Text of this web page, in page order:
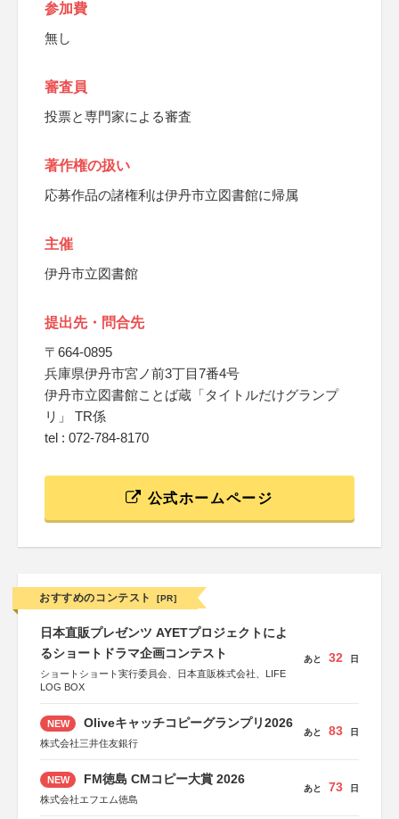
参加費
無し
審査員
投票と専門家による審査
著作権の扱い
応募作品の諸権利は伊丹市立図書館に帰属
主催
伊丹市立図書館
提出先・問合先
〒664-0895
兵庫県伊丹市宮ノ前3丁目7番4号
伊丹市立図書館ことば蔵「タイトルだけグランプ
リ」 TR係
tel : 072-784-8170
公式ホームページ
おすすめのコンテスト [PR]
日本直販プレゼンツ AYETプロジェクトによ
るショートドラマ企画コンテスト
ショートショート実行委員会、日本直販株式会社、LIFE
LOG BOX
あと 32 日
NEW Oliveキャッチコピーグランプリ2026
株式会社三井住友銀行
あと 83 日
NEW FM徳島 CMコピー大賞 2026
株式会社エフエム徳島
あと 73 日